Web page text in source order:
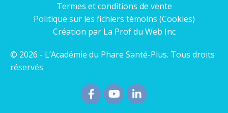
Termes et conditions de vente
Politique sur les fichiers témoins (Cookies)
Création par La Prof du Web Inc
© 2026 - L’Académie du Phare Santé-Plus. Tous droits
réservés